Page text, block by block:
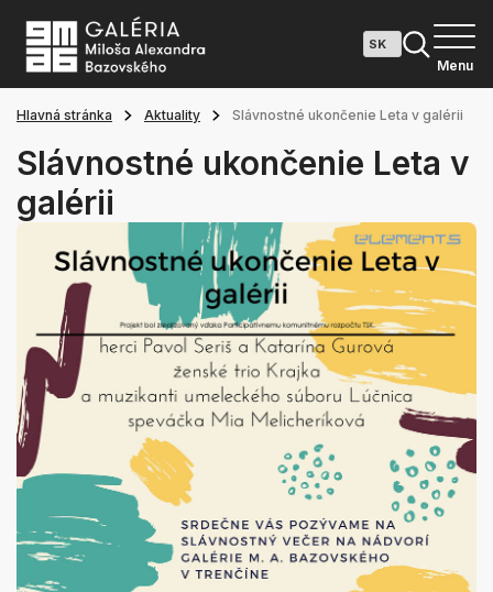
Menu
Hlavná stránka Aktuality Slávnostné ukončenie Leta v galérii
Slávnostné ukončenie Leta v
galérii